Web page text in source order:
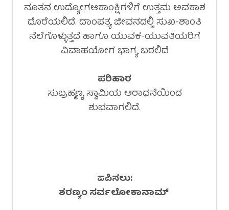
ನೂತನ ಉದ್ಯೋಗಆಕಾಂಕ್ಷಿಗಳಿಗೆ ಉತ್ತಮ ಅವಕಾಶ
ದೊರೆಯಲಿದೆ. ದಾಂಪತ್ಯ ಜೀವನದಲ್ಲಿ ಸುಖ-ಶಾಂತಿ
ನೆಲೆಗೊಳ್ಳುತ್ತದೆ ಹಾಗೂ ಯುವಕ-ಯುವತಿಯರಿಗೆ
ವಿವಾಹಯೋಗ ಭಾಗ್ಯ ಬರಲಿದೆ
ಪರಿಹಾರ
ಸುಬ್ರಹ್ಮಣ್ಯ ಸ್ವಾಮಿಯ ಆರಾಧನೆಯಿಂದ
ಶುಭವಾಗಲಿದೆ.
ಜಪಿಸಲು:
ಶರಣ್ಯಂ ಸರ್ವಲೋಕಾನಾಮ್